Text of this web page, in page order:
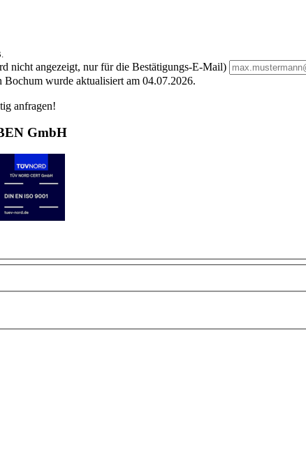
nicht angezeigt, nur für die Bestätigungs-E-Mail)
wurde aktualisiert am 04.07.2026.
anfragen!
GmbH